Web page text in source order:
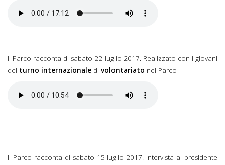
Il Parco racconta di sabato 22 luglio 2017. Realizzato con i giovani
del turno internazionale di volontariato nel Parco
Il Parco racconta di sabato 15 luglio 2017. Intervista al presidente